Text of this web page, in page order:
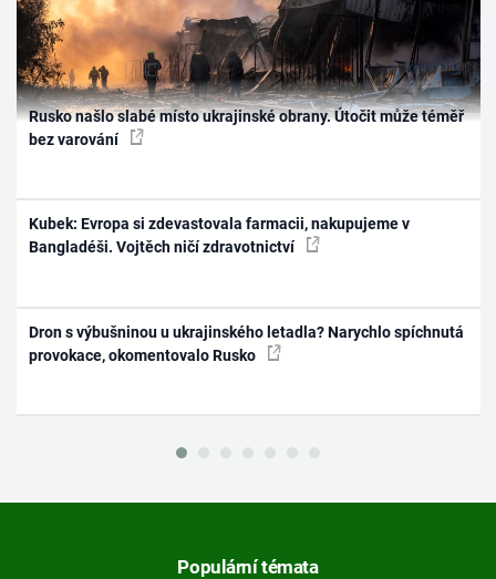
Rusko našlo slabé místo ukrajinské obrany. Útočit může téměř
bez varování
Kubek: Evropa si zdevastovala farmacii, nakupujeme v
Bangladéši. Vojtěch ničí zdravotnictví
Dron s výbušninou u ukrajinského letadla? Narychlo spíchnutá
provokace, okomentovalo Rusko
Populární témata